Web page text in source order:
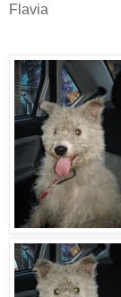
Flavia